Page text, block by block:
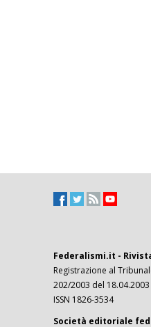
Federalismi.it -
Registrazione al
202/2003 del 18.04.2003
ISSN 1826-3534
Società editoriale